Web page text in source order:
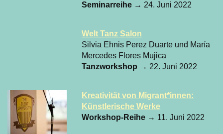
Seminarreihe → 24. Juni 2022
Welt Tanz Salon
Silvia Ehnis Perez Duarte und María
Mercedes Flores Mujica
Tanzworkshop → 22. Juni 2022
Kreativität von Migrant*innen:
Künstlerische Werke
Workshop-Reihe → 11. Juni 2022